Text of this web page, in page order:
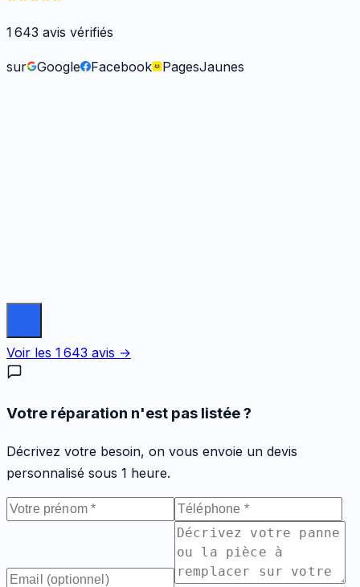
1 643 avis vérifiés
sur Google Facebook PagesJaunes
Voir les 1 643 avis →
Votre réparation n'est pas listée ?
Décrivez votre besoin, on vous envoie un devis
personnalisé sous 1 heure.